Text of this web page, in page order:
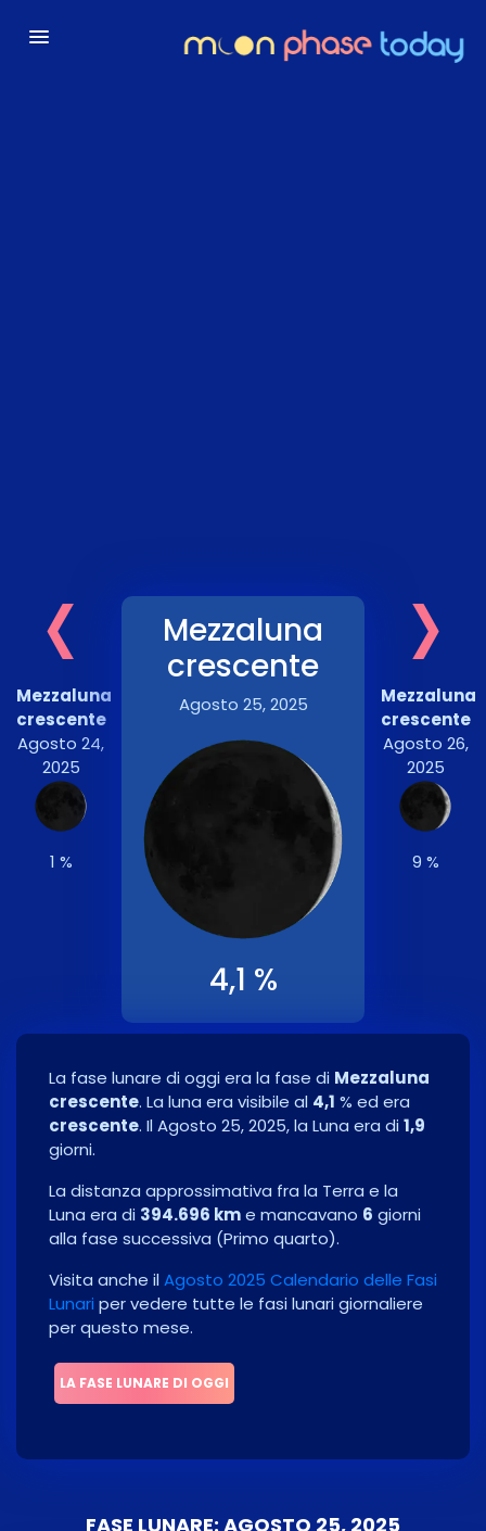
‹
Mezzaluna
crescente
Agosto 24,
2025
1 %
Mezzaluna
crescente
Agosto 25, 2025
4,1 %
›
Mezzaluna
crescente
Agosto 26,
2025
9 %
La fase lunare di oggi era la fase di Mezzaluna
crescente. La luna era visibile al 4,1 % ed era
crescente. Il Agosto 25, 2025, la Luna era di 1,9
giorni.
La distanza approssimativa fra la Terra e la
Luna era di 394.696 kme mancavano 6 giorni
alla fase successiva (Primo quarto).
Visita anche il Agosto 2025 Calendario delle Fasi
Lunari per vedere tutte le fasi lunari giornaliere
per questo mese.
LA FASE LUNARE DI OGGI
FASE LUNARE: AGOSTO 25, 2025